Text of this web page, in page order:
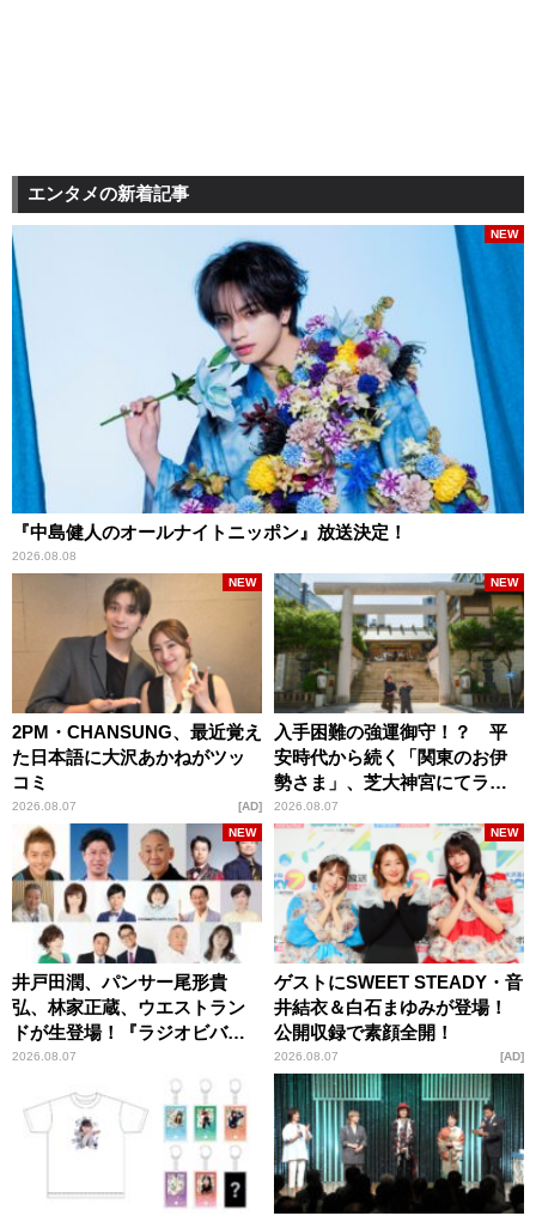
エンタメの新着記事
『中島健人のオールナイトニッポン』放送決定！
2026.08.08
NEW
2PM・CHANSUNG、最近覚え
た日本語に大沢あかねがツッ
コミ
2026.08.07
NEW
AD
入手困難の強運御守！？ 平
安時代から続く「関東のお伊
勢さま」、芝大神宮にてラン
パンプスが合格祈願！
2026.08.07
NEW
井戸田潤、パンサー尾形貴
弘、林家正蔵、ウエストラン
ドが生登場！『ラジオビバリ
ー昼ズ』
2026.08.07
NEW
ゲストにSWEET STEADY・音
井結衣＆白石まゆみが登場！
公開収録で素顔全開！
2026.08.07
NEW
AD